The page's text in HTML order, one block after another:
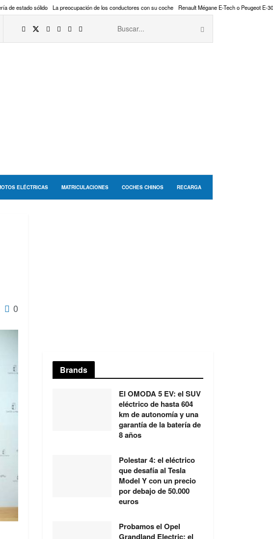
de estado sólido La preocupación de los conductores con su coche Renault Mégane E-Tech o Peugeot E-
ELÉCTRICAS MATRICULACIONES COCHES CHINOS RECARGA
0
Brands
El OMODA 5 EV: el SUV
eléctrico de hasta 604
km de autonomía y una
garantía de la batería de
8 años
Polestar 4: el eléctrico
que desafía al Tesla
Model Y con un precio
por debajo de 50.000
euros
Probamos el Opel
Grandland Electric: el